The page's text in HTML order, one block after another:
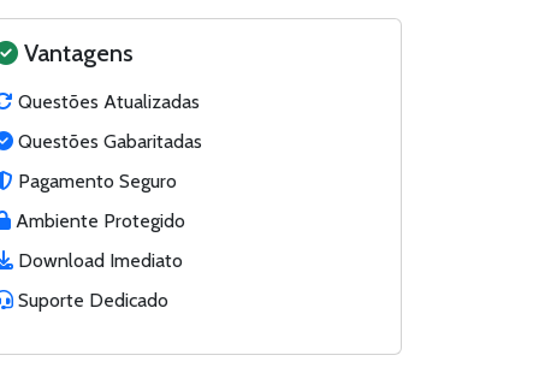
Vantagens
Questões Atualizadas
Questões Gabaritadas
Pagamento Seguro
Ambiente Protegido
Download Imediato
Suporte Dedicado